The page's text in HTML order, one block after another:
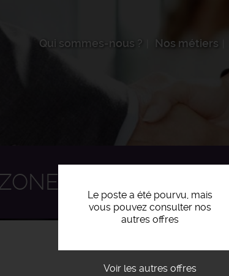
Qui sommes-nous ? Nos métiers
Le poste a été pourvu, mais
vous pouvez consulter nos
autres offres
Voir les autres offres
AVION (RZA) F/H